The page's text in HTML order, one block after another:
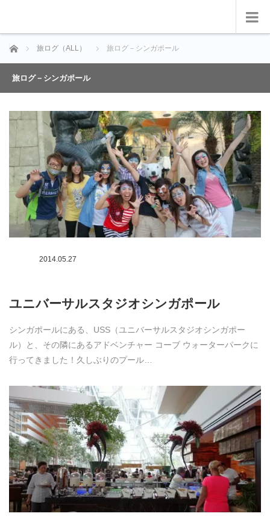
ホーム 旅ログ（ALL） 旅ログ－シンガポール
旅ログ－シンガポール
2014.05.27
ユニバーサルスタジオシンガポール
シンガポールにある、USS（ユニバーサルスタジオシンガポー
ル）と、その隣にあるアドベンチャー コーブ ウォーターパークに
行ってきました！久しぶりのプール…